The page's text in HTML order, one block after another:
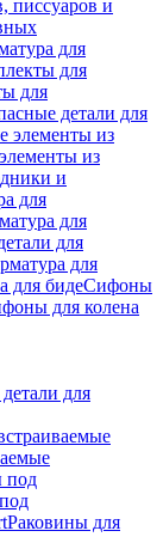
писсуаров и
для
для
для
детали для
элементы из
из
и
для
для
для
для
для бидеСифоны
для колена
для
под
Pаковины для